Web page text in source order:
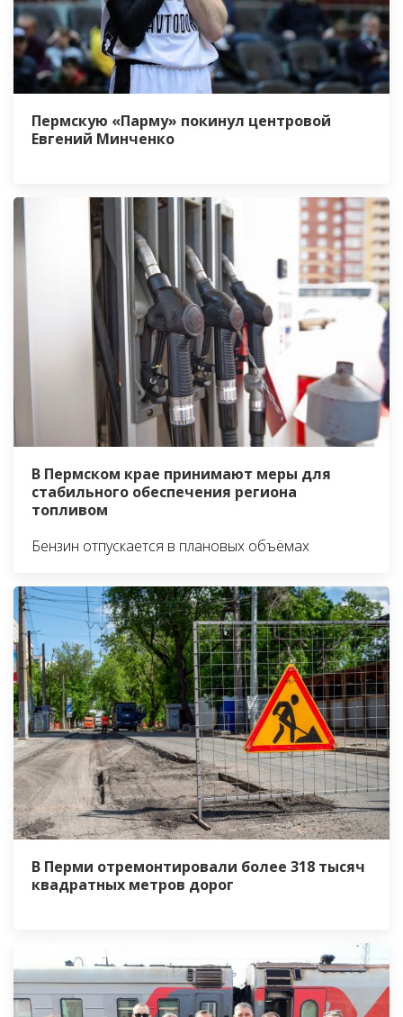
Пермскую «Парму» покинул центровой
Евгений Минченко
В Пермском крае принимают меры для
стабильного обеспечения региона
топливом
Бензин отпускается в плановых объёмах
В Перми отремонтировали более 318 тысяч
квадратных метров дорог